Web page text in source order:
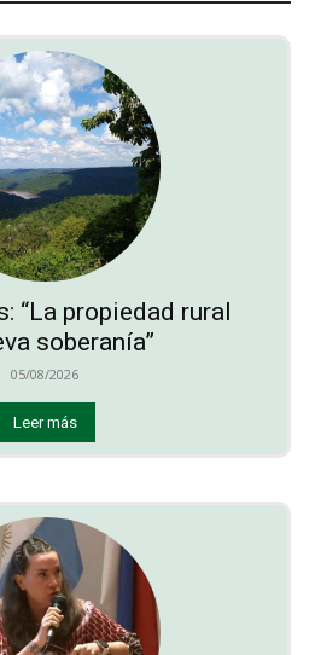
“La propiedad rural
soberanía”
05/08/2026
Leer más